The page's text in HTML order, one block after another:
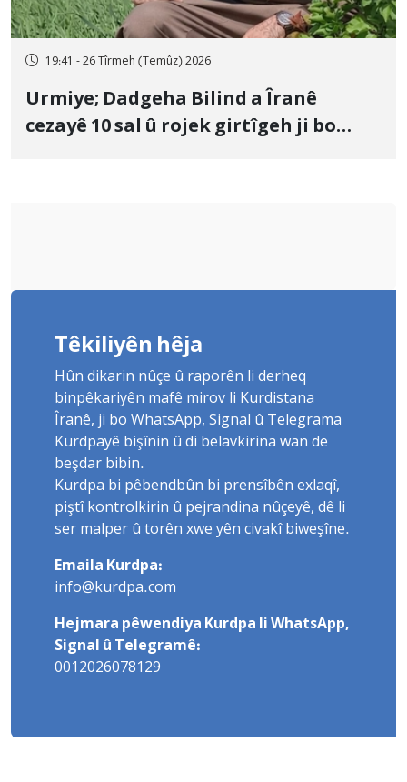
19:41 - 26 Tîrmeh (Temûz) 2026
Urmiye; Dadgeha Bilind a Îranê
cezayê 10 sal û rojek girtîgeh ji bo
Têkiliyên hêja
Hûn dikarin nûçe û raporên li derheq
binpêkariyên mafê mirov li Kurdistana
Îranê, ji bo WhatsApp, Signal û Telegrama
Kurdpayê bişînin û di belavkirina wan de
beşdar bibin.
Kurdpa bi pêbendbûn bi prensîbên exlaqî,
piştî kontrolkirin û pejrandina nûçeyê, dê li
ser malper û torên xwe yên civakî biweşîne.
Emaila Kurdpa:
info@kurdpa.com
Hejmara pêwendiya Kurdpa li WhatsApp,
Signal û Telegramê:
0012026078129